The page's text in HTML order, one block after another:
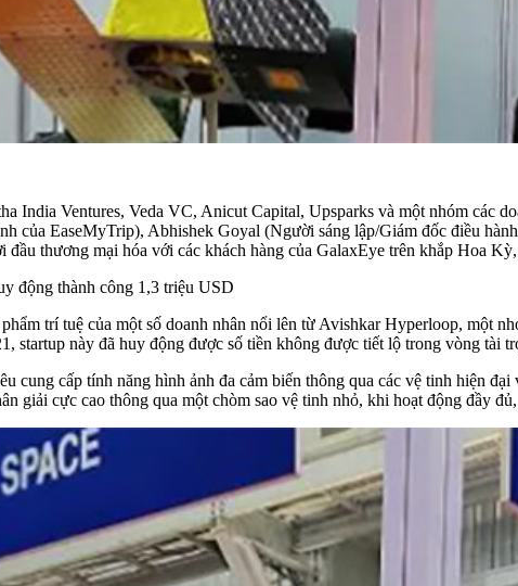
India Ventures, Veda VC, Anicut Capital, Upsparks và một nhóm các
của EaseMyTrip), Abhishek Goyal (Người sáng lập/Giám đốc điều
đầu thương mại hóa với các khách hàng của GalaxEye trên khắp Hoa
động thành công 1,3 triệu USD
trí tuệ của một số doanh nhân nổi lên từ Avishkar Hyperloop, một
startup này đã huy động được số tiền không được tiết lộ trong vòng tài
cung cấp tính năng hình ảnh đa cảm biến thông qua các vệ tinh hiện
giải cực cao thông qua một chòm sao vệ tinh nhỏ, khi hoạt động đầy